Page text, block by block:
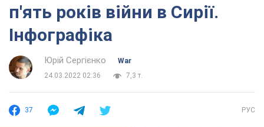
п'ять років війни в Сирії.
Інфографіка
Юрій Сергієнко
War
24.03.2022 02:36
7,3 т.
37 РУС